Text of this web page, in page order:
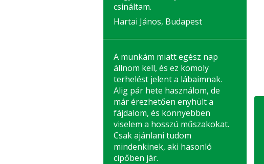
csináltam.
Hartai János, Budapest
A munkám miatt egész nap
állnom kell, és ez komoly
terhelést jelent a lábaimnak.
Alig pár hete használom, de
már érezhetően enyhült a
fájdalom, és könnyebben
viselem a hosszú műszakokat.
Csak ajánlani tudom
mindenkinek, aki hasonló
cipőben jár.